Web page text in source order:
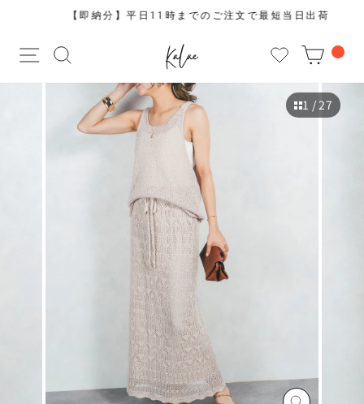
ツ
ラ
イ
ド
シ
ョ
ー
を
止
め
る
【即納分】平日11時までのご注文で最短当日出荷
サイトを検索する
サイトナビゲーション
1 / 27